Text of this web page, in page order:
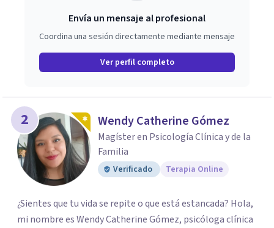
Envía un mensaje al profesional
Coordina una sesión directamente mediante mensaje
Ver perfil completo
2 Wendy Catherine Gómez
Magíster en Psicología Clínica y de la
Familia
Verificado Terapia Online
¿Sientes que tu vida se repite o que está estancada? Hola,
mi nombre es Wendy Catherine Gómez, psicóloga clínica